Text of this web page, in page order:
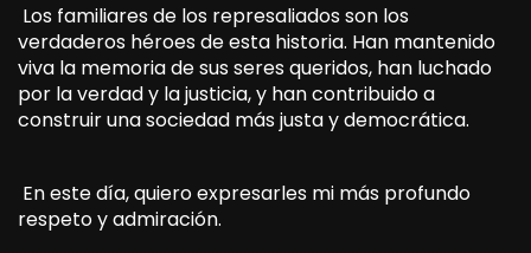
Los familiares de los represaliados son los
verdaderos héroes de esta historia. Han mantenido
viva la memoria de sus seres queridos, han luchado
por la verdad y la justicia, y han contribuido a
construir una sociedad más justa y democrática.
En este día, quiero expresarles mi más profundo
respeto y admiración.